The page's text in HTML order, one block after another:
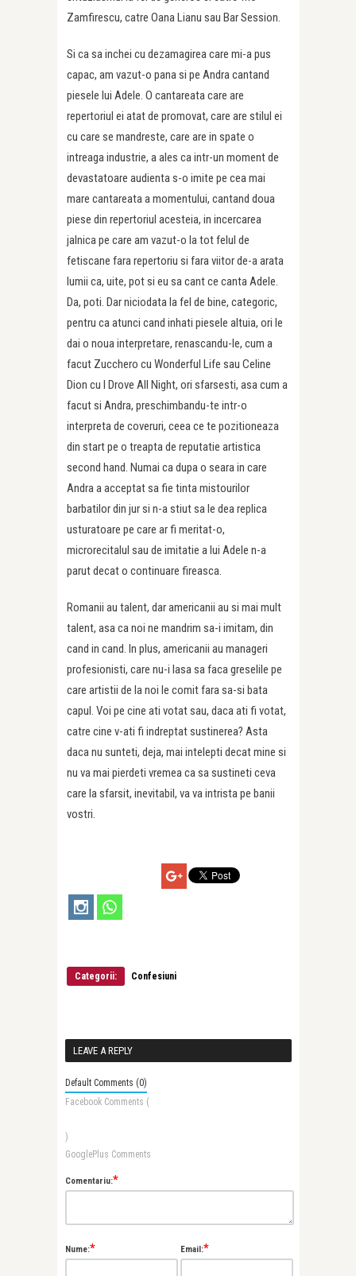
Zamfirescu, catre Oana Lianu sau Bar Session.
Si ca sa inchei cu dezamagirea care mi-a pus
capac, am vazut-o pana si pe Andra cantand
piesele lui Adele. O cantareata care are
repertoriul ei atat de promovat, care are stilul ei
cu care se mandreste, care are in spate o
intreaga industrie, a ales ca intr-un moment de
devastatoare audienta s-o imite pe cea mai
mare cantareata a momentului, cantand doua
piese din repertoriul acesteia, in incercarea
jalnica pe care am vazut-o la tot felul de
fetiscane fara repertoriu si fara viitor de-a arata
lumii ca, uite, pot si eu sa cant ce canta Adele.
Da, poti. Dar niciodata la fel de bine, categoric,
pentru ca atunci cand inhati piesele altuia, ori le
dai o noua interpretare, renascandu-le, cum a
facut Zucchero cu Wonderful Life sau Celine
Dion cu I Drove All Night, ori sfarsesti, asa cum a
facut si Andra, preschimbandu-te intr-o
interpreta de coveruri, ceea ce te pozitioneaza
din start pe o treapta de reputatie artistica
second hand. Numai ca dupa o seara in care
Andra a acceptat sa fie tinta mistourilor
barbatilor din jur si n-a stiut sa le dea replica
usturatoare pe care ar fi meritat-o,
microrecitalul sau de imitatie a lui Adele n-a
parut decat o continuare fireasca.
Romanii au talent, dar americanii au si mai mult
talent, asa ca noi ne mandrim sa-i imitam, din
cand in cand. In plus, americanii au manageri
profesionisti, care nu-i lasa sa faca greselile pe
care artistii de la noi le comit fara sa-si bata
capul. Voi pe cine ati votat sau, daca ati fi votat,
catre cine v-ati fi indreptat sustinerea? Asta
daca nu sunteti, deja, mai intelepti decat mine si
nu va mai pierdeti vremea ca sa sustineti ceva
care la sfarsit, inevitabil, va va intrista pe banii
vostri.
Categorii: Confesiuni
LEAVE A REPLY
Default Comments (0)
Facebook Comments (
)
GooglePlus Comments
Comentariu:*
Nume:* Email:*